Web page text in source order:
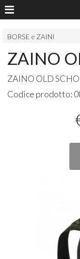
BORSE e ZAINI
ZAINO
ZAINO OLD
Codice prodotto: